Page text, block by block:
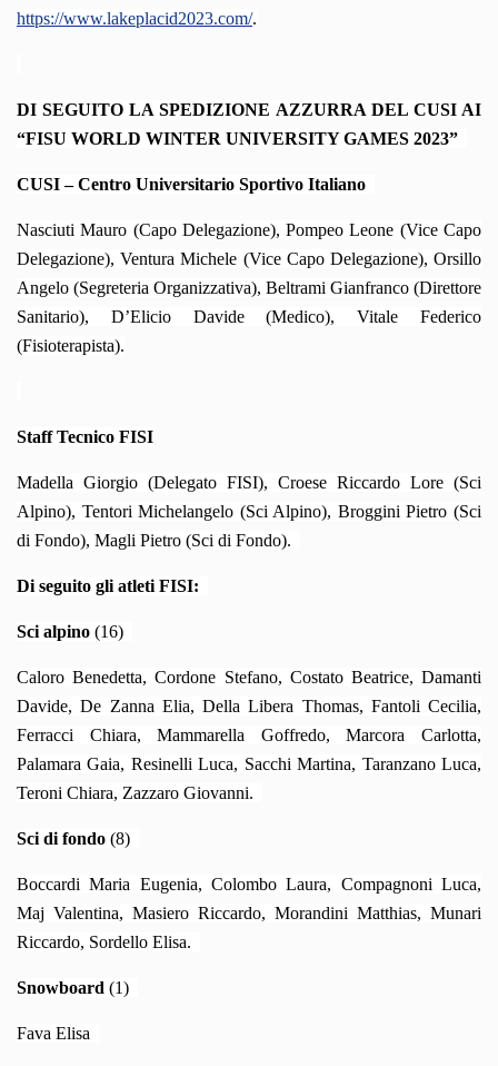
https://www.lakeplacid2023.com/.
DI SEGUITO LA SPEDIZIONE AZZURRA DEL CUSI AI
“FISU WORLD WINTER UNIVERSITY GAMES 2023”
CUSI – Centro Universitario Sportivo Italiano
Nasciuti Mauro (Capo Delegazione), Pompeo Leone (Vice Capo
Delegazione), Ventura Michele (Vice Capo Delegazione), Orsillo
Angelo (Segreteria Organizzativa), Beltrami Gianfranco (Direttore
Sanitario), D’Elicio Davide (Medico), Vitale Federico
(Fisioterapista).
Staff Tecnico FISI
Madella Giorgio (Delegato FISI), Croese Riccardo Lore (Sci
Alpino), Tentori Michelangelo (Sci Alpino), Broggini Pietro (Sci
di Fondo), Magli Pietro (Sci di Fondo).
Di seguito gli atleti FISI:
Sci alpino (16)
Caloro Benedetta, Cordone Stefano, Costato Beatrice, Damanti
Davide, De Zanna Elia, Della Libera Thomas, Fantoli Cecilia,
Ferracci Chiara, Mammarella Goffredo, Marcora Carlotta,
Palamara Gaia, Resinelli Luca, Sacchi Martina, Taranzano Luca,
Teroni Chiara, Zazzaro Giovanni.
Sci di fondo (8)
Boccardi Maria Eugenia, Colombo Laura, Compagnoni Luca,
Maj Valentina, Masiero Riccardo, Morandini Matthias, Munari
Riccardo, Sordello Elisa.
Snowboard (1)
Fava Elisa